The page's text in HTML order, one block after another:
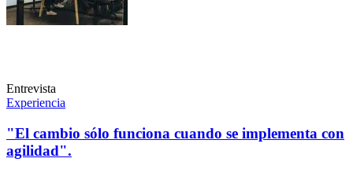
Entrevista
Experiencia
"El cambio sólo funciona cuando se implementa con
agilidad".